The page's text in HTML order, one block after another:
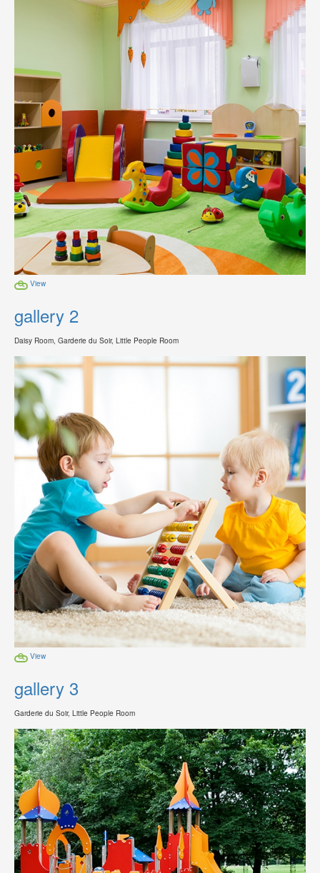
View
gallery 2
Daisy Room, Garderie du Soir, Little People Room
View
gallery 3
Garderie du Soir, Little People Room